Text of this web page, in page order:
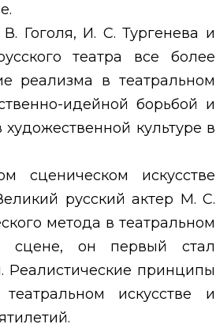
Гоголя, И. С. Тургенева и
театра все более
реализма в театральном
идейной борьбой и
культуре в
сценическом искусстве
русский актер М. С.
метода в театральном
сцене, он первый стал
Реалистические принципы
искусстве и